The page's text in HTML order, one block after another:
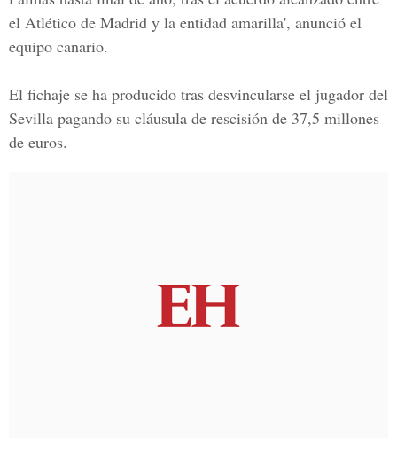
el Atlético de Madrid y la entidad amarilla', anunció el
equipo canario.
El fichaje se ha producido tras desvincularse el jugador del
Sevilla pagando su cláusula de rescisión de 37,5 millones
de euros.